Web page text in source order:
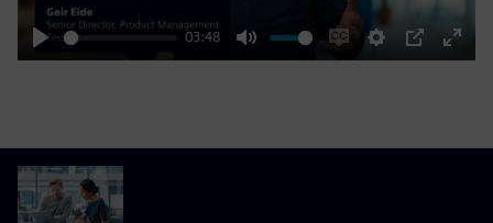
Play
03:48
Mute
EnableSettings
PIP
Enter